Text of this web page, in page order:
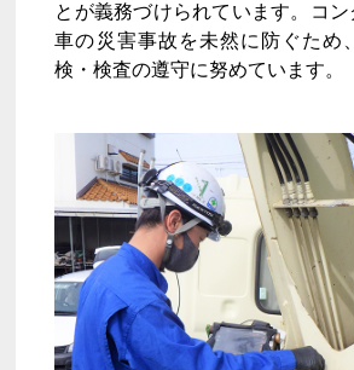
とが義務づけられています。コ
車の災害事故を未然に防ぐため
検・検査の遵守に努めています。